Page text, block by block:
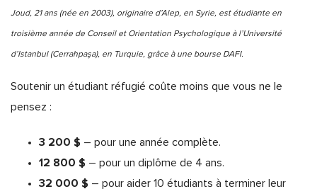
Joud, 21 ans (née en 2003), originaire d’Alep, en Syrie, est étudiante en
troisième année de Conseil et Orientation Psychologique à l’Université
d’Istanbul (Cerrahpaşa), en Turquie, grâce à une bourse DAFI.
Soutenir un étudiant réfugié coûte moins que vous ne le
pensez :
3 200 $ – pour une année complète.
12 800 $ – pour un diplôme de 4 ans.
32 000 $ – pour aider 10 étudiants à terminer leur